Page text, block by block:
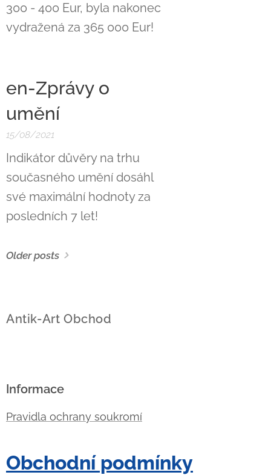
300 - 400 Eur, byla nakonec
vydražená za 365 000 Eur!
en-Zprávy o
umění
15/08/2021
Indikátor důvěry na trhu
současného umění dosáhl
své maximální hodnoty za
posledních 7 let!
Older posts
Antik-Art Obchod
Informace
Pravidla ochrany soukromí
Obchodní podmínky